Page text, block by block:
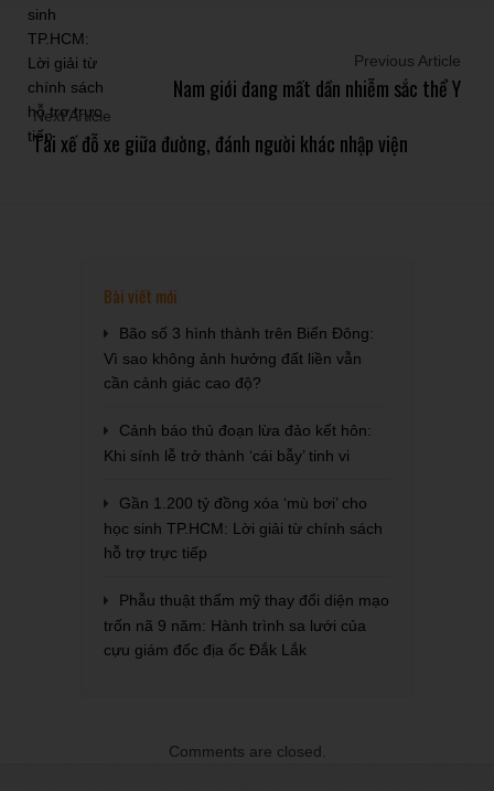
Previous Article
Nam giới đang mất dần nhiễm sắc thể Y
Next Article
Tài xế đỗ xe giữa đường, đánh người khác nhập viện
Bài viết mới
Bão số 3 hình thành trên Biển Đông:
Vì sao không ảnh hưởng đất liền vẫn
cần cảnh giác cao độ?
Cảnh báo thủ đoạn lừa đảo kết hôn:
Khi sính lễ trở thành ‘cái bẫy’ tinh vi
Gần 1.200 tỷ đồng xóa ‘mù bơi’ cho
học sinh TP.HCM: Lời giải từ chính sách
hỗ trợ trực tiếp
Phẫu thuật thẩm mỹ thay đổi diện mạo
trốn nã 9 năm: Hành trình sa lưới của
cựu giám đốc địa ốc Đắk Lắk
Comments are closed.